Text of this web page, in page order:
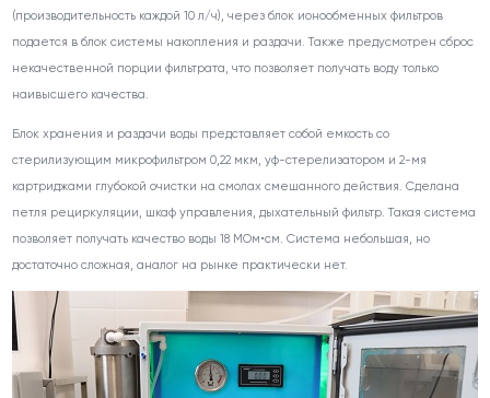
(производительность каждой 10 л/ч), через блок ионообменных фильтров
подается в блок системы накопления и раздачи. Также предусмотрен сброс
некачественной порции фильтрата, что позволяет получать воду только
наивысшего качества.
Блок хранения и раздачи воды представляет собой емкость со
стерилизующим микрофильтром 0,22 мкм, уф-стерелизатором и 2-мя
картриджами глубокой очистки на смолах смешанного действия. Сделана
петля рециркуляции, шкаф управления, дыхательный фильтр. Такая система
позволяет получать качество воды 18 МОм•см. Система небольшая, но
достаточно сложная, аналог на рынке практически нет.